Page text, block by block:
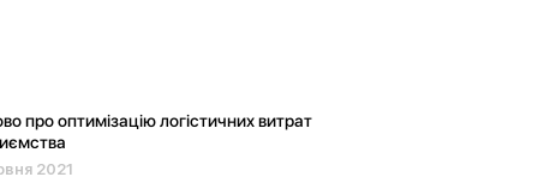
про оптимізацію логістичних витрат
2021